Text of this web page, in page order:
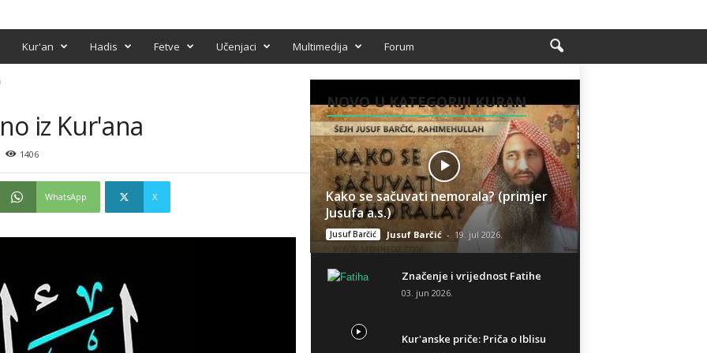
Kur'an Hadis Fetve Učenjaci Multimedija Forum
iz Kur'ana
1406
WhatsApp X
NOVO U KATEGORIJI KURAN
Kako se sačuvati nemorala? (primjer
Jusufa a.s.)
Jusuf Barčić Jusuf Barčić - 19. jul 2026.
Značenje i vrijednost Fatihe
03. jun 2026.
Kur'anske priče: Priča o Iblisu